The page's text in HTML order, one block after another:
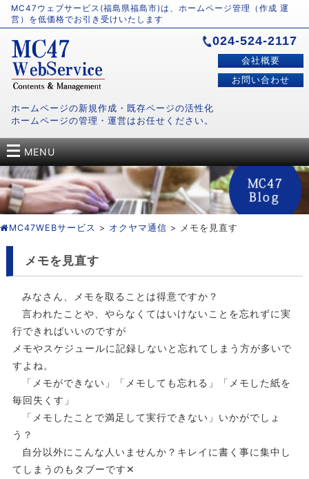
MC47ウェブサービス(福島県福島市)は、ホームページ管理（作成 運
営）を低価格でお引き受けいたします
ホームページの新規作成・既存ページの活性化
ホームページの管理・運営はお任せください。
024-524-2117
会社概要
お問い合わせ
MENU
MC47WEBサービス > オクヤマ通信 > メモを見直す
メモを見直す
みなさん、メモを取ることは得意ですか？
言われたことや、やらなくてはいけないことを忘れずに実
行できればいいのですが
メモやスケジュールに記録しないと忘れてしまう方が多いで
すよね。
「メモができない」「メモしても忘れる」「メモした紙を
毎回失くす」
「メモしたことで満足して実行できない」いかがでしょ
う？
自分以外にこんな人いませんか？キレイに書く事に集中し
てしまうのもタブーです✕